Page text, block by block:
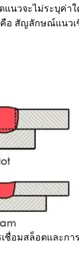
แนวจะไม่ระบุค่
อ สัญลักษณ์แนว
ชื่อมสล็อตและกา